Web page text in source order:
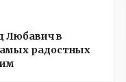
Любавич в
радостных